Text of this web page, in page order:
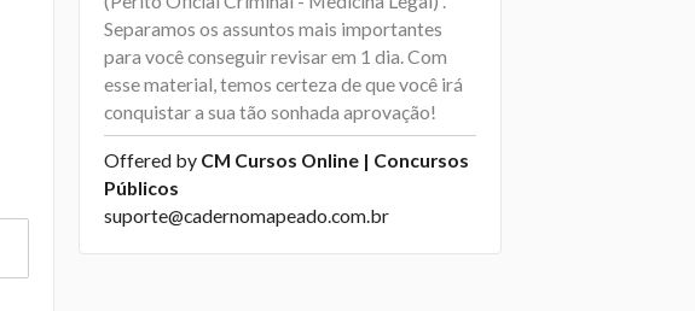
Separamos os assuntos mais importantes
para você conseguir revisar em 1 dia. Com
esse material, temos certeza de que você irá
conquistar a sua tão sonhada aprovação!
Offered by CM Cursos Online | Concursos
Públicos
suporte@cadernomapeado.com.br